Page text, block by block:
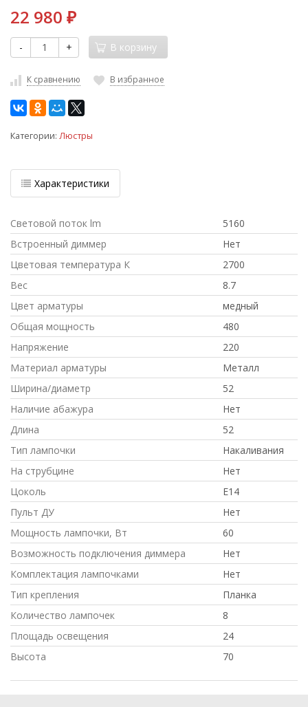
22 980 ₽
- + В корзину
К сравнению В избранное
Категории: Люстры
Характеристики
Световой поток lm
5160
Встроенный диммер
Нет
Цветовая температура К
2700
Вес
8.7
Цвет арматуры
медный
Общая мощность
480
Напряжение
220
Материал арматуры
Металл
Ширина/диаметр
52
Наличие абажура
Нет
Длина
52
Тип лампочки
Накаливания
На струбцине
Нет
Цоколь
E14
Пульт ДУ
Нет
Мощность лампочки, Вт
60
Возможность подключения диммера
Нет
Комплектация лампочками
Нет
Тип крепления
Планка
Количество лампочек
8
Площадь освещения
24
Высота
70